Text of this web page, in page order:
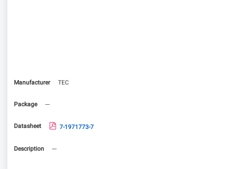
Manufacturer
TEC
Package ---
Datasheet 7-1971773-7
Description ---